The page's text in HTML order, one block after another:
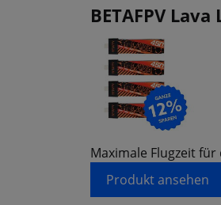
BETAFPV
Maximale Flugzeit
Produkt ansehen